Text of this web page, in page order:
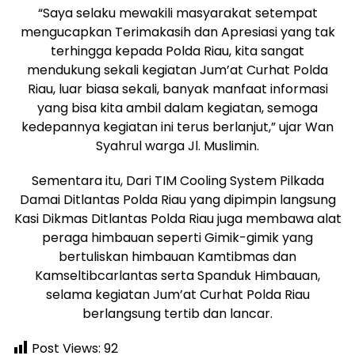
“Saya selaku mewakili masyarakat setempat
mengucapkan Terimakasih dan Apresiasi yang tak
terhingga kepada Polda Riau, kita sangat
mendukung sekali kegiatan Jum’at Curhat Polda
Riau, luar biasa sekali, banyak manfaat informasi
yang bisa kita ambil dalam kegiatan, semoga
kedepannya kegiatan ini terus berlanjut,” ujar Wan
Syahrul warga Jl. Muslimin.
Sementara itu, Dari TIM Cooling System Pilkada
Damai Ditlantas Polda Riau yang dipimpin langsung
Kasi Dikmas Ditlantas Polda Riau juga membawa alat
peraga himbauan seperti Gimik-gimik yang
bertuliskan himbauan Kamtibmas dan
Kamseltibcarlantas serta Spanduk Himbauan,
selama kegiatan Jum’at Curhat Polda Riau
berlangsung tertib dan lancar.
Post Views: 92